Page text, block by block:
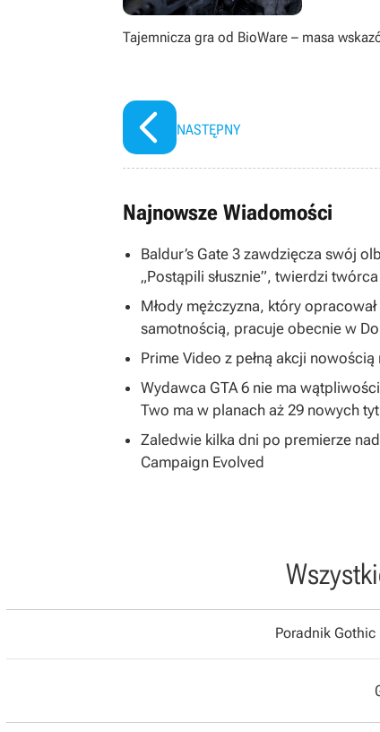
Tajemnicza gra od BioWare – masa
NASTĘPNY
Najnowsze Wiadomości
Baldur’s Gate 3 zawdzięcza swój
„Postąpili słusznie”, twierdzi
Młody mężczyzna, który
samotnością, pracuje obecnie w
Prime Video z pełną akcji
Wydawca GTA 6 nie ma
Two ma w planach aż 29 nowych
Zaledwie kilka dni po premierze
Campaign Evolved
Poradnik Gothic